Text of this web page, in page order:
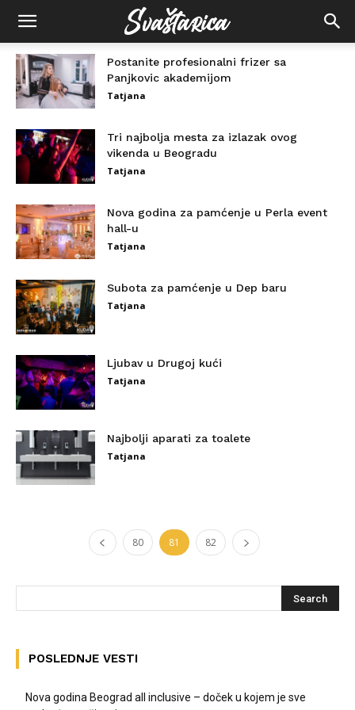
Postanite profesionalni frizer sa
Panjkovic akademijom
Tatjana
Tri najbolja mesta za izlazak ovog
vikenda u Beogradu
Tatjana
Nova godina za pamćenje u Perla event
hall-u
Tatjana
Subota za pamćenje u Dep baru
Tatjana
Ljubav u Drugoj kući
Tatjana
Najbolji aparati za toalete
Tatjana
80 81 82
POSLEDNJE VESTI
Nova godina Beograd all inclusive – doček u kojem je sve